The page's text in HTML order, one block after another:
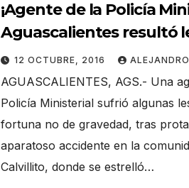
¡Agente de la Policía
Aguascalientes resultó
tras un accidente!
12 OCTUBRE, 2016
AGUASCALIENTES, AGS.- Una
Policía Ministerial sufrió algunas
fortuna no de gravedad, tras
aparatoso accidente en la
Calvillito, donde se estrelló…